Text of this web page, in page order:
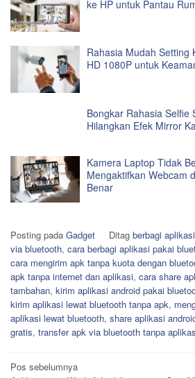
ke HP untuk Pantau
Rahasia Mudah Setting
HD 1080P untuk
Bongkar Rahasia Selfie
Hilangkan Efek Mirror
Kamera Laptop Tidak
Mengaktifkan Webcam
Benar
Posting pada Gadget Ditag berbagi
via bluetooth, cara berbagi aplikasi pakai
cara mengirim apk tanpa kuota dengan
apk tanpa internet dan aplikasi, cara share
tambahan, kirim aplikasi android pakai
kirim aplikasi lewat bluetooth tanpa apk,
aplikasi lewat bluetooth, share aplikasi
gratis, transfer apk via bluetooth tanpa
Navigasi
Pos sebelumnya